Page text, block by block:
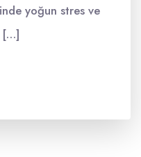
yoğun stres ve
[…]